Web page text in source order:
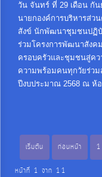
วัน จันทร์ ที่ 29 เดือน กั
นายกองค์การบริหารส่ว
สังข์ นักพัฒนาชุมชนปฏิบั
ร่วมโครงการพัฒนาสัง
ครอบครัวและชุมชนสู่คว
ความพร้อมคนทุกวัยร่วม
ปีงบประมาณ 2568 ณ ห้อ
เริ่มต้น ก่อนหน้า 1
หน้าที่ 1 จาก 11